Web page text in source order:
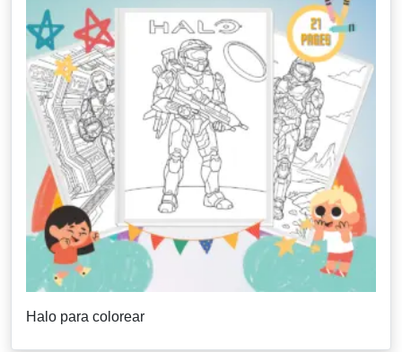
Halo para colorear